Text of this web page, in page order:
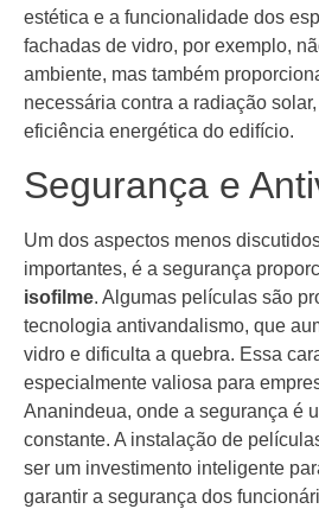
estética e a funcionalidade dos
fachadas de vidro, por exemplo,
ambiente, mas também
necessária contra a radiação
eficiência energética do edifício.
Segurança e
Um dos aspectos menos
importantes, é a segurança
isofilme. Algumas películas são
tecnologia antivandalismo, que
vidro e dificulta a quebra. Essa
especialmente valiosa para
Ananindeua, onde a segurança é
constante. A instalação de
ser um investimento inteligente
garantir a segurança dos